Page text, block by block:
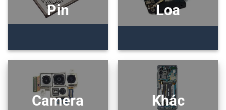
Pin Loa
Camera Khác